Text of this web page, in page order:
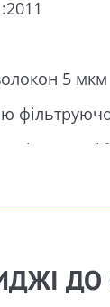
5 мкм
ДО